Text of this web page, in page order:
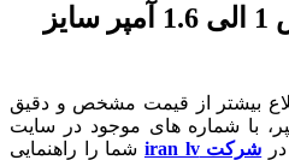
قیمت بی متال ال اس 1 الی 1.6 آمپر سایز
بیشتر از قیمت مشخص و دقیق
ال اس 1 الی 1.6 آمپر، با شماره های موجود در سایت
شرکت iran lv
شما را راهنمایی